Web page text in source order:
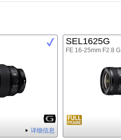
详细信息
SEL1625G
FE 16-25mm F2.8 G